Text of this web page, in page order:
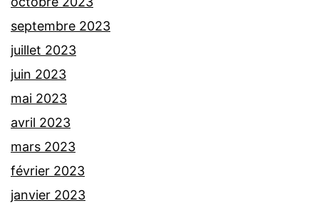
septembre 2023
juillet 2023
juin 2023
mai 2023
avril 2023
mars 2023
février 2023
janvier 2023